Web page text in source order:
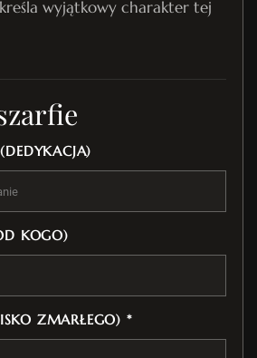
wyjątkowy charakter tej
KOGO)
ZMARŁEGO) *